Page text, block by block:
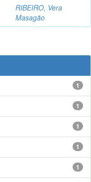
RIBEIRO, Vera
Masagão
1
1
1
1
1